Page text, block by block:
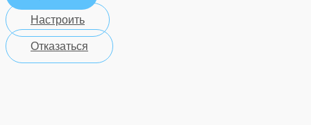
Настроить
Отказаться